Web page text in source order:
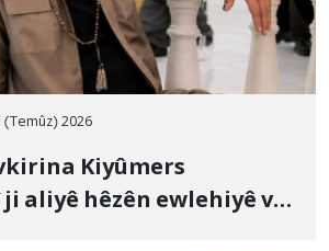
(Temûz) 2026
Kiyûmers
aliyê hêzên ewlehiyê ve